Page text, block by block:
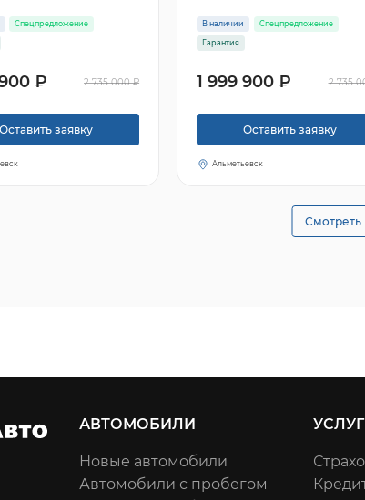
Спецпредложение
₽ 2 735 000 ₽
Оставить заявку
В наличии Спецпредложение
Гарантия
1 999 900 ₽ 2 735
Оставить заявку
Альметьевск
Смотреть
АВТОМОБИЛИ
Новые автомобили
Автомобили с пробегом